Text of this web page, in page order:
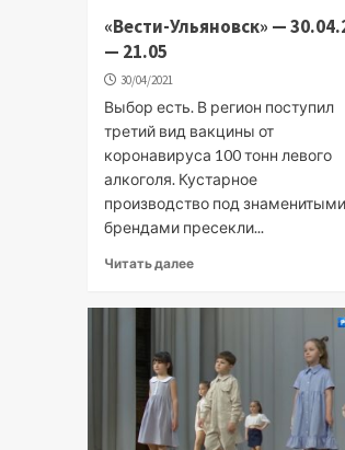
«Вести-Ульяновск» —
— 21.05
30/04/2021
Выбор есть. В регион поступил
третий вид вакцины от
коронавируса 100 тонн левого
алкоголя. Кустарное
производство под знаменитыми
брендами пресекли...
Читать далее